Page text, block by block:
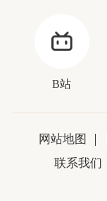
B站
网站地图
联系我们